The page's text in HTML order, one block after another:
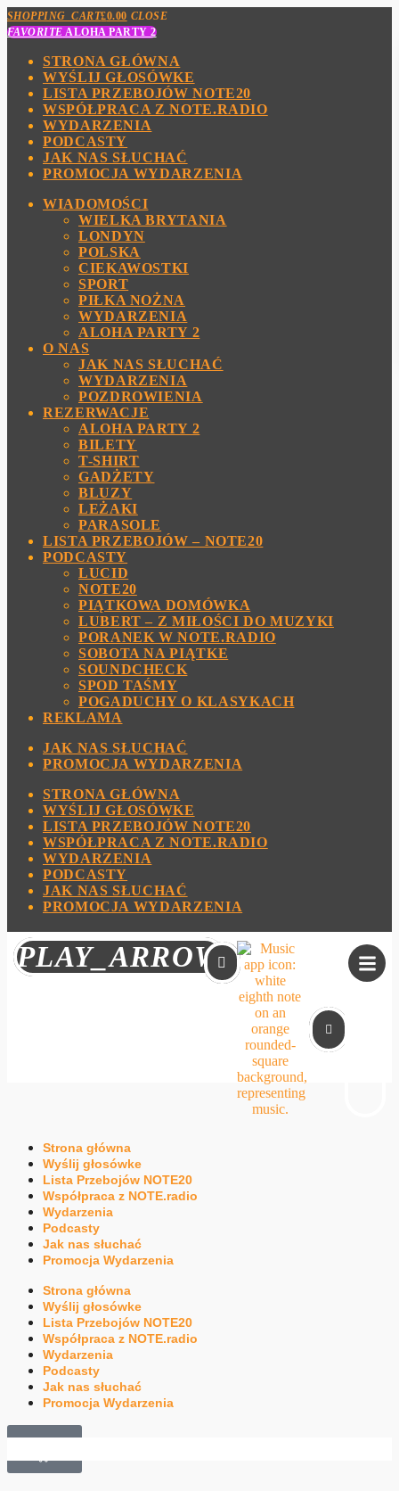
SHOPPING_CART£0.00 CLOSE
FAVORITE ALOHA PARTY 2
STRONA GŁÓWNA
WYŚLIJ GŁOSÓWKE
LISTA PRZEBOJÓW NOTE20
WSPÓŁPRACA Z NOTE.RADIO
WYDARZENIA
PODCASTY
JAK NAS SŁUCHAĆ
PROMOCJA WYDARZENIA
WIADOMOŚCI
WIELKA BRYTANIA
LONDYN
POLSKA
CIEKAWOSTKI
SPORT
PIŁKA NOŻNA
WYDARZENIA
ALOHA PARTY 2
O NAS
JAK NAS SŁUCHAĆ
WYDARZENIA
POZDROWIENIA
REZERWACJE
ALOHA PARTY 2
BILETY
T-SHIRT
GADŻETY
BLUZY
LEŻAKI
PARASOLE
LISTA PRZEBOJÓW – NOTE20
PODCASTY
LUCID
NOTE20
PIĄTKOWA DOMÓWKA
LUBERT – Z MIŁOŚCI DO MUZYKI
PORANEK W NOTE.RADIO
SOBOTA NA PIĄTKE
SOUNDCHECK
SPOD TAŚMY
POGADUCHY O KLASYKACH
REKLAMA
JAK NAS SŁUCHAĆ
PROMOCJA WYDARZENIA
STRONA GŁÓWNA
WYŚLIJ GŁOSÓWKE
LISTA PRZEBOJÓW NOTE20
WSPÓŁPRACA Z NOTE.RADIO
WYDARZENIA
PODCASTY
JAK NAS SŁUCHAĆ
PROMOCJA WYDARZENIA
KOSZYK
PLAY_ARROW
Strona główna
Wyślij głosówke
Lista Przebojów NOTE20
Współpraca z NOTE.radio
Wydarzenia
Podcasty
Jak nas słuchać
Promocja Wydarzenia
Strona główna
Wyślij głosówke
Lista Przebojów NOTE20
Współpraca z NOTE.radio
Wydarzenia
Podcasty
Jak nas słuchać
Promocja Wydarzenia
£0.00